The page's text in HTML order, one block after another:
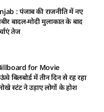
: पंजाब की राजनीति में नए
बादल-मोदी मुलाकात के बाद
तेज
for Movie
बिलबोर्ड में तीन दिन से रह रहा
स्टंट ने उड़ाए लोगों के होश